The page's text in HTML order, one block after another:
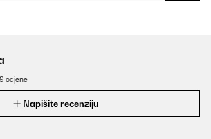
ocjene
Napišite recenziju